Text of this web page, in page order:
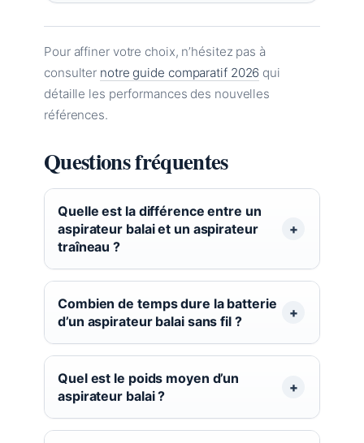
Pour affiner votre choix, n’hésitez pas à
consulter notre guide comparatif 2026 qui
détaille les performances des nouvelles
références.
Questions fréquentes
Quelle est la différence entre un
aspirateur balai et un aspirateur
traîneau ?
Combien de temps dure la batterie
d’un aspirateur balai sans fil ?
Quel est le poids moyen d’un
aspirateur balai ?